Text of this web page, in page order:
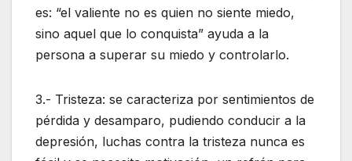
es: “el valiente no es quien no siente miedo,
sino aquel que lo conquista” ayuda a la
persona a superar su miedo y controlarlo.
3.- Tristeza: se caracteriza por sentimientos de
pérdida y desamparo, pudiendo conducir a la
depresión, luchas contra la tristeza nunca es